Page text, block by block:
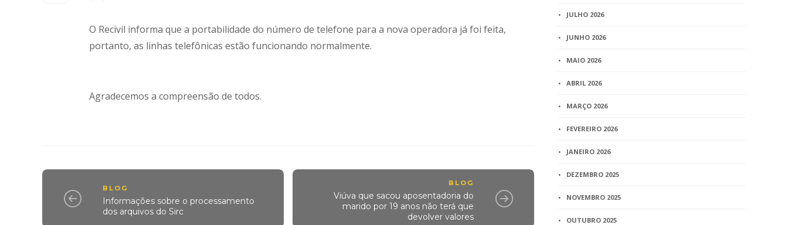
O Recivil informa que a portabilidade do número de telefone para a nova operadora já foi feita,
portanto, as linhas telefônicas estão funcionando normalmente.
Agradecemos a compreensão de todos.
BLOG
Informações sobre o processamento
dos arquivos do Sirc
BLOG
Viúva que sacou aposentadoria do
marido por 19 anos não terá que
devolver valores
JULHO 2026
JUNHO 2026
MAIO 2026
ABRIL 2026
MARÇO 2026
FEVEREIRO 2026
JANEIRO 2026
DEZEMBRO 2025
NOVEMBRO 2025
OUTUBRO 2025